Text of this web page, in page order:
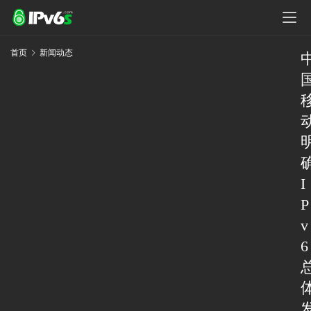
首页 新闻动态
I
P
v
6